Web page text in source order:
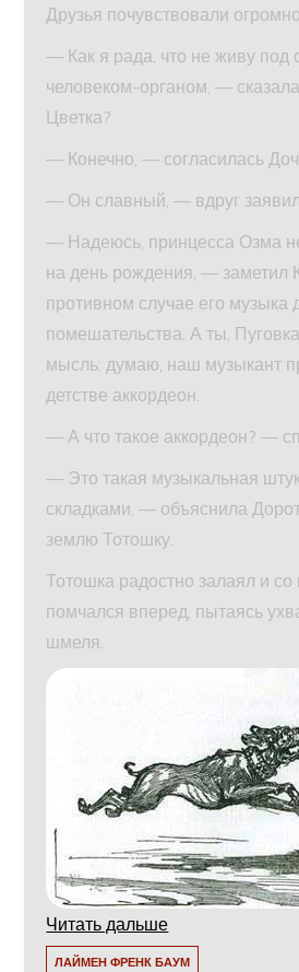
Друзья почувствовали
— Как я рада, что не живу под
человеком-органом, —
Цветка?
— Конечно, — согласилась
— Он славный, — вдруг заявил
— Надеюсь, принцесса Озма
на день рождения, — заметил
противном случае его музыка
помешательства. А ты,
мысль: думаю, наш музыкант
детстве аккордеон.
— А что такое аккордеон? —
— Это такая музыкальная
складками, — объяснила
землю Тотошку.
Тотошка радостно залаял и со
помчался вперед, пытаясь
шмеля.
Читать дальше
ЛАЙМЕН ФРЕНК БАУМ